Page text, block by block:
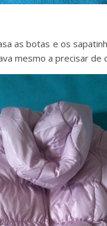
as botas e os
mesmo a precisar de